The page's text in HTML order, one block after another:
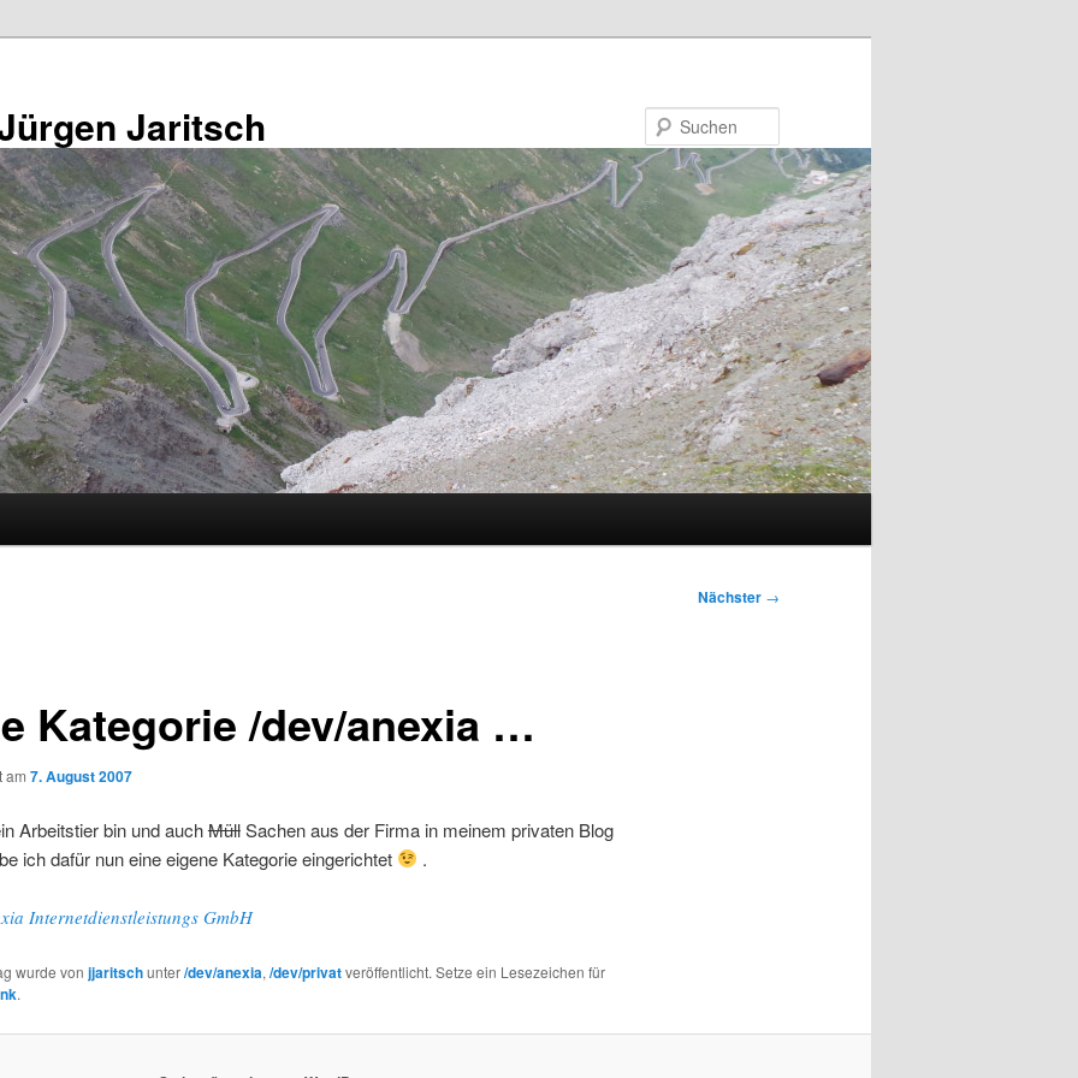
Jaritsch
Nächster →
Kategorie /dev/anexia …
am 7. August 2007
Arbeitstier bin und auchMüllSachen aus der Firma in meinem privaten Blog
ich dafür nun eine eigene Kategorie eingerichtet
.
Internetdienstleistungs GmbH
wurde von jjaritschunter/dev/anexia, /dev/privatveröffentlicht. Setze ein Lesezeichen für
.